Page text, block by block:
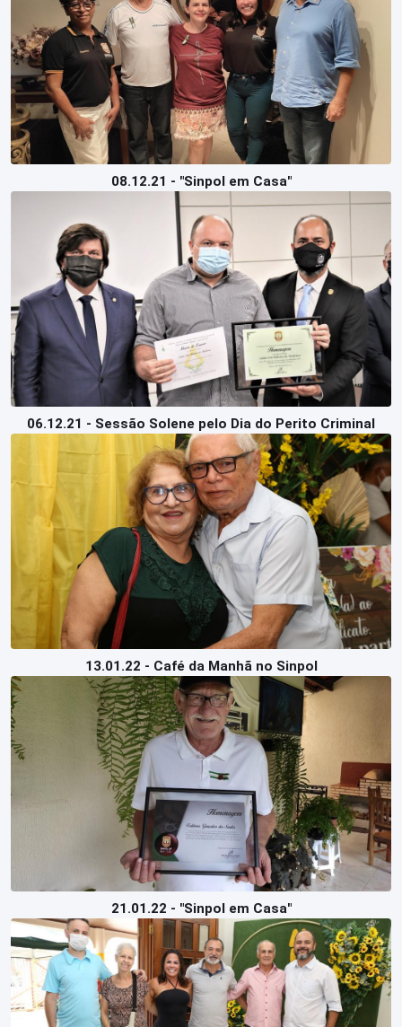
08.12.21 - "Sinpol em Casa"
06.12.21 - Sessão Solene pelo Dia do Perito Criminal
13.01.22 - Café da Manhã no Sinpol
21.01.22 - "Sinpol em Casa"